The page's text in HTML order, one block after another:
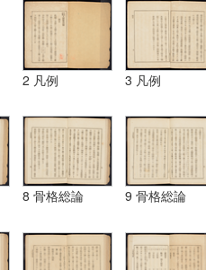
2 凡例 3 凡例
8 骨格総論 9 骨格総論